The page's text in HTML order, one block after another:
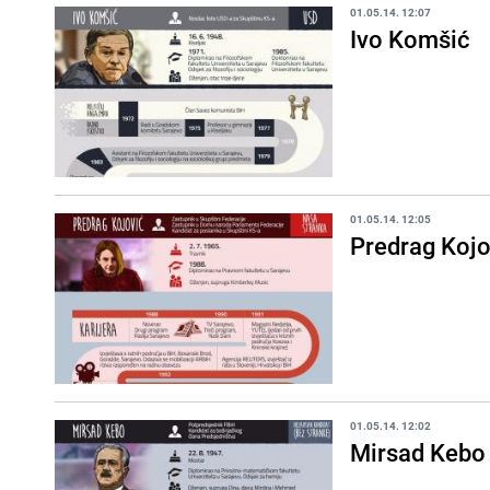
01.05.14. 12:07
Ivo Komšić
01.05.14. 12:05
Predrag
01.05.14. 12:02
Mirsad Kebo